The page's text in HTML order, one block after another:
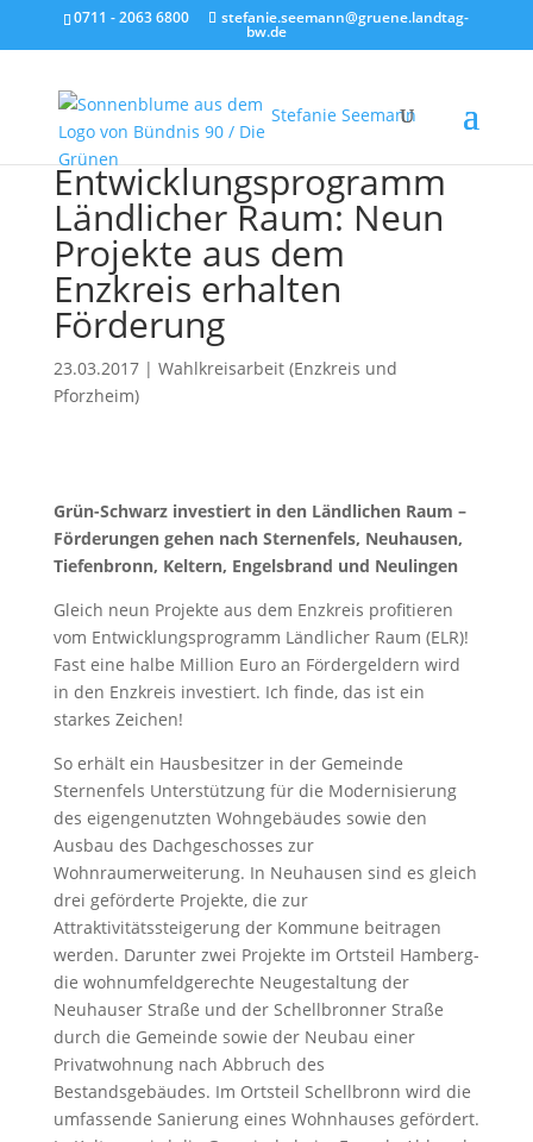
0711 - 2063 6800 stefanie.seemann@gruene.landtag-
bw.de
Stefanie Seemann
Entwicklungsprogramm
Ländlicher Raum: Neun
Projekte aus dem
Enzkreis erhalten
Förderung
23.03.2017| Wahlkreisarbeit (Enzkreis und
Pforzheim)
Grün-Schwarz investiert in den Ländlichen Raum –
Förderungen gehen nach Sternenfels, Neuhausen,
Tiefenbronn, Keltern, Engelsbrand und Neulingen
Gleich neun Projekte aus dem Enzkreis profitieren
vom Entwicklungsprogramm Ländlicher Raum (ELR)!
Fast eine halbe Million Euro an Fördergeldern wird
in den Enzkreis investiert. Ich finde, das ist ein
starkes Zeichen!
So erhält ein Hausbesitzer in der Gemeinde
Sternenfels Unterstützung für die Modernisierung
des eigengenutzten Wohngebäudes sowie den
Ausbau des Dachgeschosses zur
Wohnraumerweiterung. In Neuhausen sind es gleich
drei geförderte Projekte, die zur
Attraktivitätssteigerung der Kommune beitragen
werden. Darunter zwei Projekte im Ortsteil Hamberg-
die wohnumfeldgerechte Neugestaltung der
Neuhauser Straße und der Schellbronner Straße
durch die Gemeinde sowie der Neubau einer
Privatwohnung nach Abbruch des
Bestandsgebäudes. Im Ortsteil Schellbronn wird die
umfassende Sanierung eines Wohnhauses gefördert.